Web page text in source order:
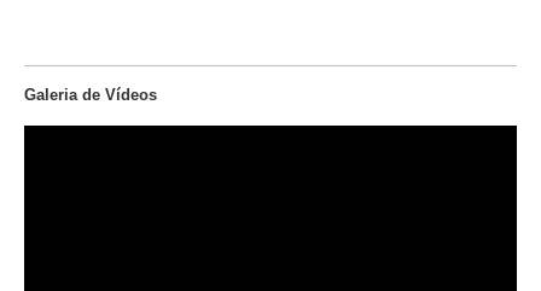
Galeria de Vídeos